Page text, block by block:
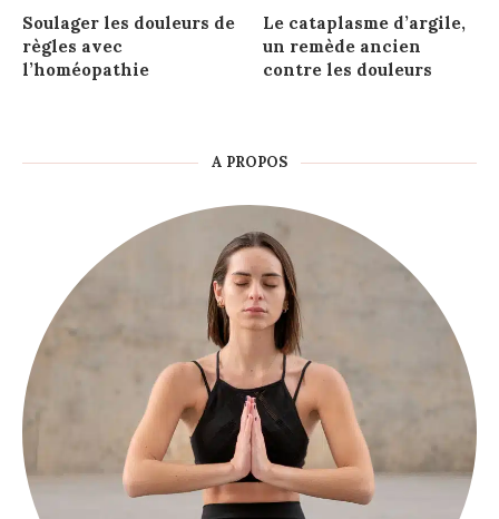
Soulager les douleurs de
règles avec
l’homéopathie
Le cataplasme d’argile,
un remède ancien
contre les douleurs
A PROPOS